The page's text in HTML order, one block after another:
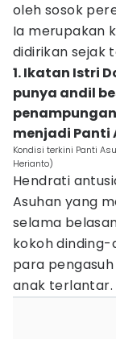
oleh sosok
Ia merupakan
didirikan sejak
1. Ikatan Istri
punya andil
menjadi Panti
Kondisi terkini Panti
Herianto)
Hendrati
Asuhan yang
selama
kokoh dinding-
para
anak terlantar.